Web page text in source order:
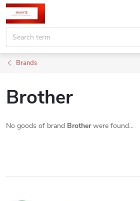
Skip
content
Brands
Brother
No goods of brand Brotherwere found...